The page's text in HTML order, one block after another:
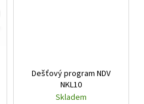
Dešťový program NDV
NKL10
Skladem